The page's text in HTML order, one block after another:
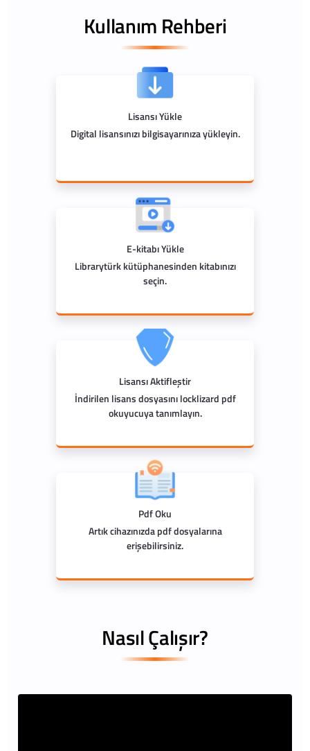
Kullanım Rehberi
Lisansı Yükle
Digital lisansınızı bilgisayarınıza yükleyin.
E-kitabı Yükle
Librarytürk kütüphanesinden kitabınızı
seçin.
Lisansı Aktifleştir
İndirilen lisans dosyasını locklizard pdf
okuyucuya tanımlayın.
Pdf Oku
Artık cihazınızda pdf dosyalarına
erişebilirsiniz.
Nasıl Çalışır?